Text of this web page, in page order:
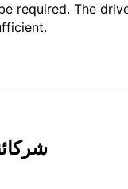
required. The